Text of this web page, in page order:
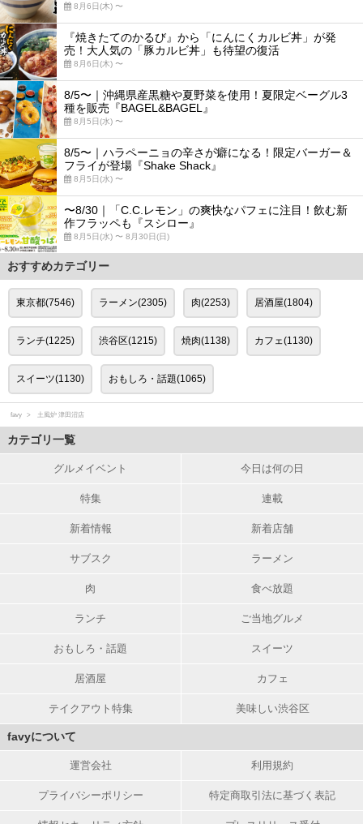
8月6日(木) 〜
『焼きたてのかるび』から「にんにくカルビ丼」が発
売！大人気の「豚カルビ丼」も待望の復活
8月6日(木) 〜
8/5〜｜沖縄県産黒糖や夏野菜を使用！夏限定ベーグル3
種を販売『BAGEL&BAGEL』
8月5日(水) 〜
8/5〜｜ハラペーニョの辛さが癖になる！限定バーガー＆
フライが登場『Shake Shack』
8月5日(水) 〜
〜8/30｜「C.C.レモン」の爽快なパフェに注目！飲む新
作フラッペも『スシロー』
8月5日(水) 〜 8月30日(日)
おすすめカテゴリー
東京都(7546) ラーメン(2305) 肉(2253) 居酒屋(1804)
ランチ(1225) 渋谷区(1215) 焼肉(1138) カフェ(1130)
スイーツ(1130) おもしろ・話題(1065)
favy 土風炉 津田沼店
カテゴリ一覧
グルメイベント 今日は何の日
特集 連載
新着情報 新着店舗
サブスク ラーメン
肉 食べ放題
ランチ ご当地グルメ
おもしろ・話題 スイーツ
居酒屋 カフェ
テイクアウト特集 美味しい渋谷区
favyについて
運営会社 利用規約
プライバシーポリシー 特定商取引法に基づく表記